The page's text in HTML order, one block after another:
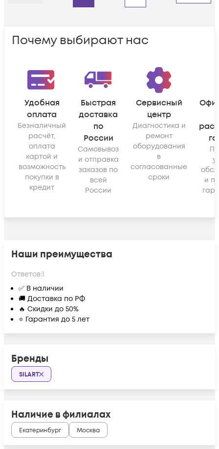
Почему выбирают нас
Удобная
оплата
Безналичный
расчёт,
оплата
картой и
возможность
покупки в
кредит
Быстрая
доставка
по
России
Самовывоз
и отправка
заказов по
всей
России
Сервисный
центр
Диагностика и
ремонт
оборудования
в
согласованные
сроки
и
Наши преимущества
Ответов:1
✅ В наличии
🚚 Доставка по РФ
🔥 Скидки до 50%
⭐ Гарантия до 5 лет
Бренды
SILART
Наличие в филиалах
Екатеринбург Москва